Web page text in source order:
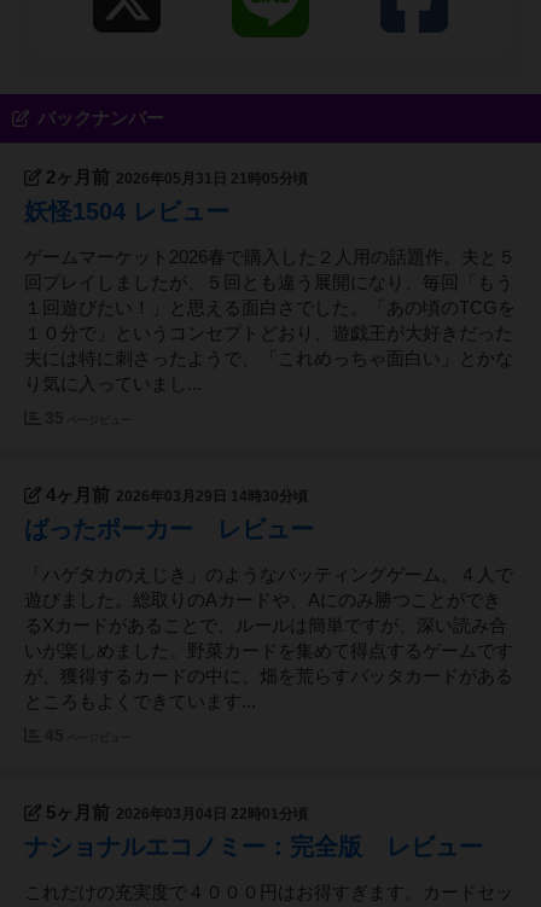
のおしゃべりや、プロジェクターを使った動画鑑賞
も楽しめます。 ▼無人で出入り可能 届いたメール
７台／椅子１６脚／カウンターテーブル 個室：フ
ロアクッション６つ／天井にプロジェクター その
他：トイレ／キッチン（調理はお断りしておりま
す）／ボードゲーム４００種類／電子レンジ／電子
ケトル／WIFI／冷蔵庫／Bluetoothスピーカー／紙
皿／紙コップ／割りばし
バックナンバー
2ヶ月前 2026年05月31日 21時05分頃
妖怪1504 レビュー
ゲームマーケット2026春で購入した２人用の話題作。夫と５
回プレイしましたが、５回とも違う展開になり、毎回「もう
１回遊びたい！」と思える面白さでした。「あの頃のTCGを
１０分で」というコンセプトどおり、遊戯王が大好きだった
夫には特に刺さったようで、「これめっちゃ面白い」とかな
り気に入っていまし...
4ヶ月前 2026年03月29日 14時30分頃
ばったポーカー レビュー
「ハゲタカのえじき」のようなバッティングゲーム。４人で
遊びました。総取りのAカードや、Aにのみ勝つことができ
るXカードがあることで、ルールは簡単ですが、深い読み合
いが楽しめました。野菜カードを集めて得点するゲームです
が、獲得するカードの中に、畑を荒らすバッタカードがある
ところもよくできています...
5ヶ月前 2026年03月04日 22時01分頃
ナショナルエコノミー：完全版 レビュー
これだけの充実度で４０００円はお得すぎます。カードセッ